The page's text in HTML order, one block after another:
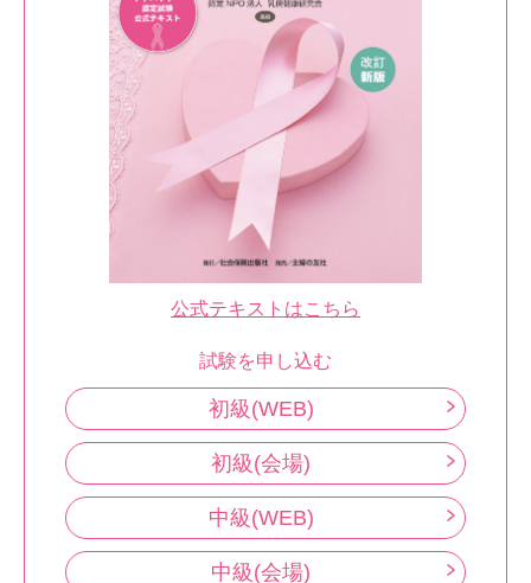
公式テキストはこちら
試験を申し込む
初級(WEB)
初級(会場)
中級(WEB)
中級(会場)